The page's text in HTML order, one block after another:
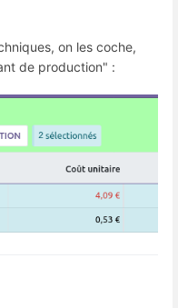
on les coche,
de production" :